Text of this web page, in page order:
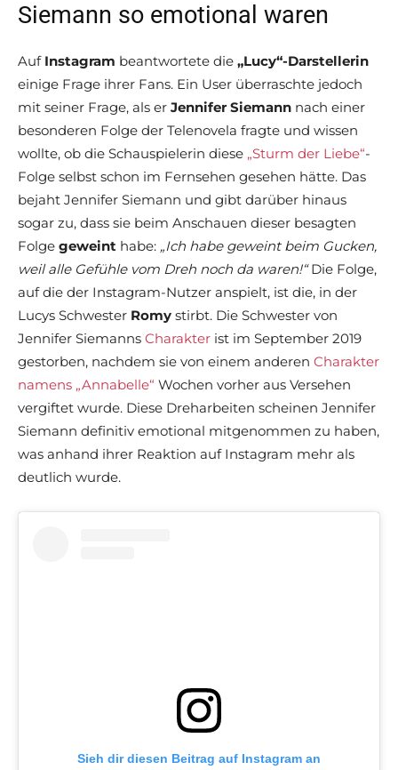
Siemann so emotional waren
Auf Instagram beantwortete die „Lucy“-Darstellerin
einige Frage ihrer Fans. Ein User überraschte jedoch
mit seiner Frage, als er Jennifer Siemann nach einer
besonderen Folge der Telenovela fragte und wissen
wollte, ob die Schauspielerin diese „Sturm der Liebe“-
Folge selbst schon im Fernsehen gesehen hätte. Das
bejaht Jennifer Siemann und gibt darüber hinaus
sogar zu, dass sie beim Anschauen dieser besagten
Folge geweint habe: „Ich habe geweint beim Gucken,
weil alle Gefühle vom Dreh noch da waren!“Die Folge,
auf die der Instagram-Nutzer anspielt, ist die, in der
Lucys Schwester Romy stirbt. Die Schwester von
Jennifer Siemanns Charakter ist im September 2019
gestorben, nachdem sie von einem anderen Charakter
namens „Annabelle“ Wochen vorher aus Versehen
vergiftet wurde. Diese Dreharbeiten scheinen Jennifer
Siemann definitiv emotional mitgenommen zu haben,
was anhand ihrer Reaktion auf Instagram mehr als
deutlich wurde.
Sieh dir diesen Beitrag auf Instagram an